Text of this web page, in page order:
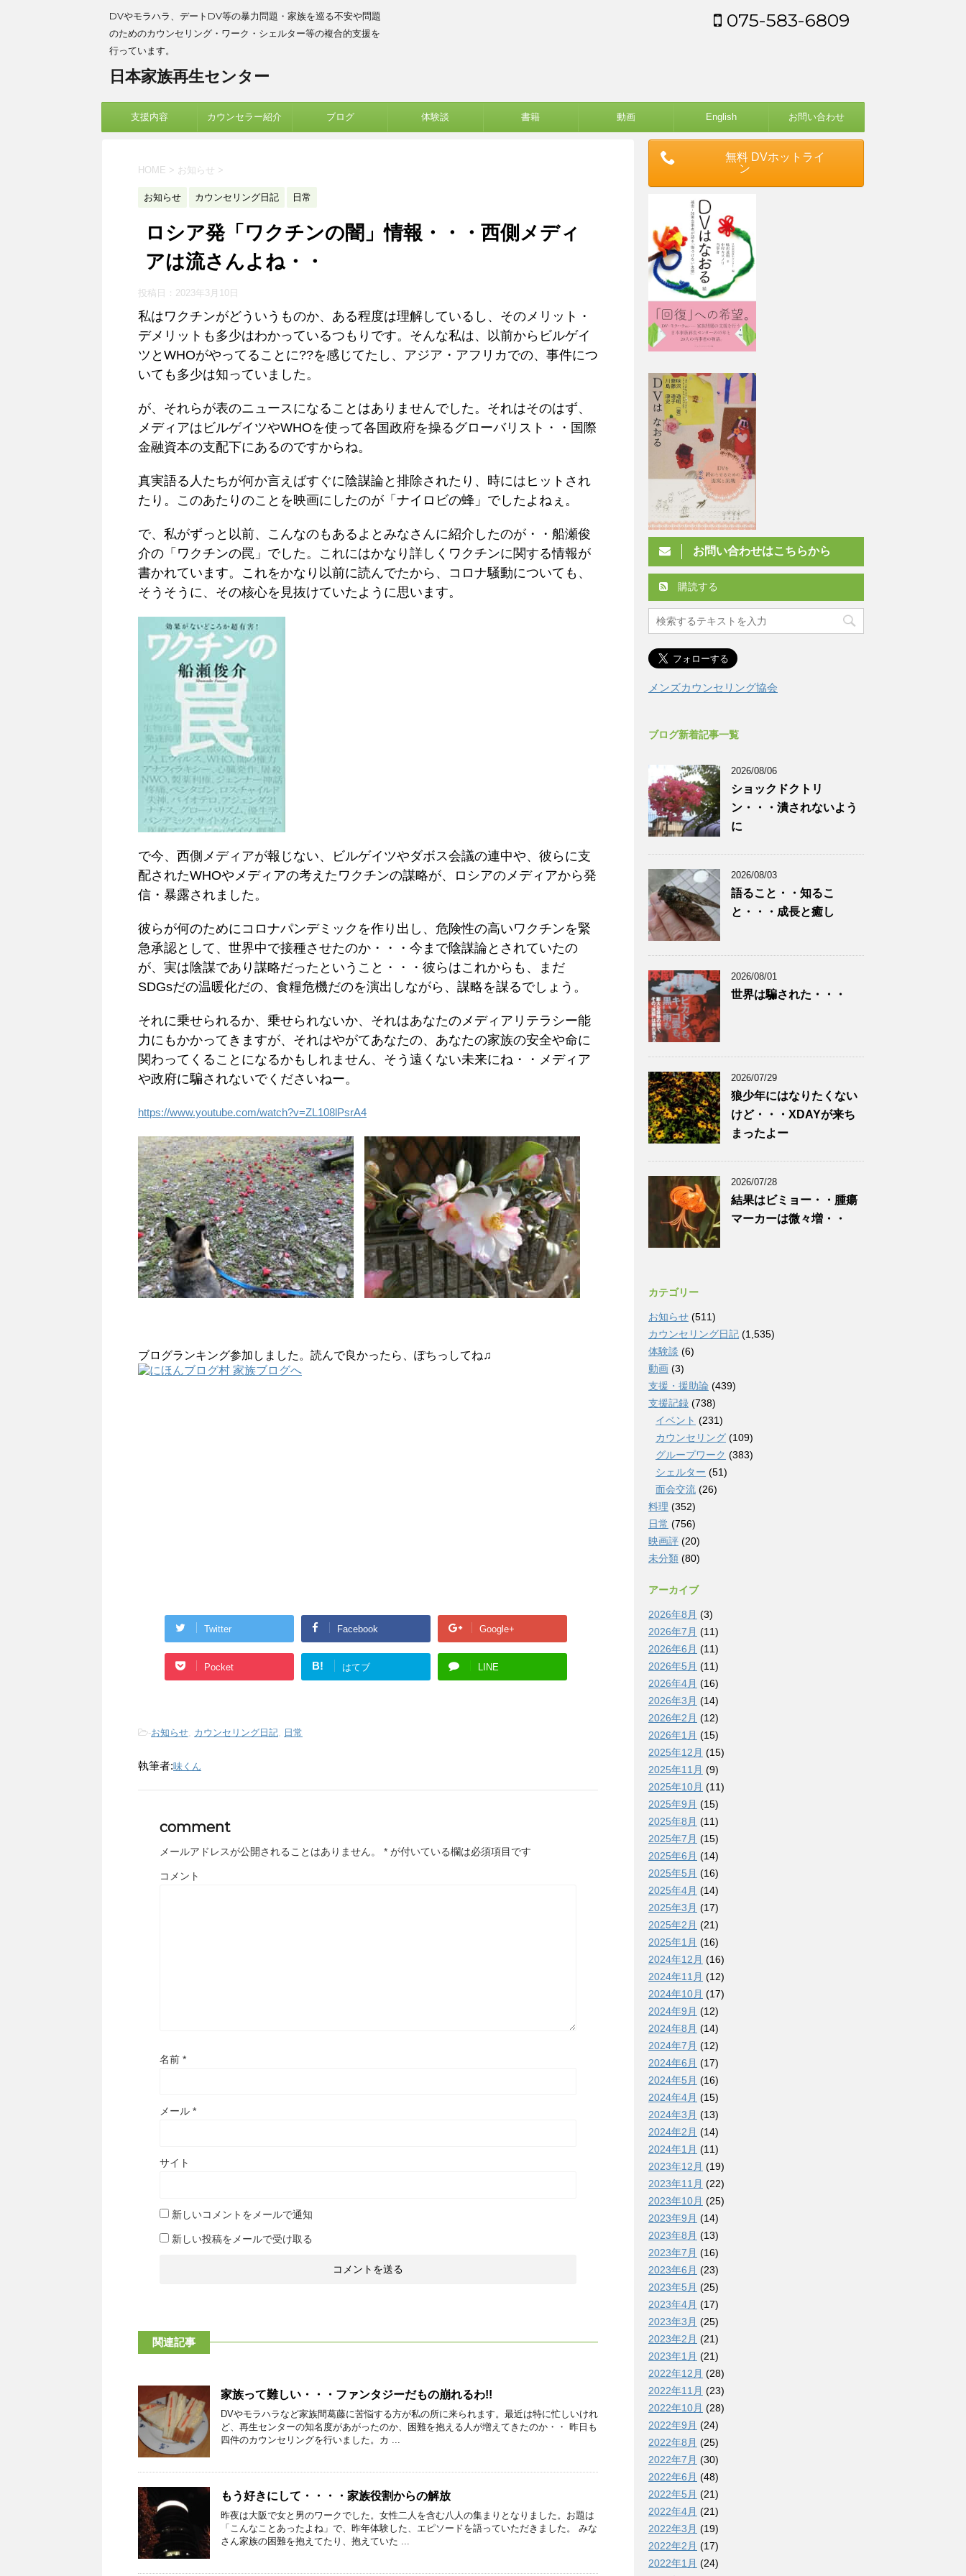
DVやモラハラ、デートDV等の暴力問題・家族を巡る不安や問題
のためのカウンセリング・ワーク・シェルター等の複合的支援を
行っています。
日本家族再生センター
075-583-6809
支援内容 カウンセラー紹介 ブログ 体験談 書籍 動画 English お問い合わせ
HOME > お知らせ >
お知らせ カウンセリング日記 日常
ロシア発「ワクチンの闇」情報・・・西側メディ
アは流さんよね・・
投稿日： 2023年3月10日
私はワクチンがどういうものか、ある程度は理解しているし、そのメリット・
デメリットも多少はわかっているつもりです。そんな私は、以前からビルゲイ
ツとWHOがやってることに??を感じてたし、アジア・アフリカでの、事件につ
いても多少は知っていました。
が、それらが表のニュースになることはありませんでした。それはそのはず、
メディアはビルゲイツやWHOを使って各国政府を操るグローバリスト・・国際
金融資本の支配下にあるのですからね。
真実語る人たちが何か言えばすぐに陰謀論と排除されたり、時にはヒットされ
たり。このあたりのことを映画にしたのが「ナイロビの蜂」でしたよねぇ。
で、私がずっと以前、こんなのもあるよとみなさんに紹介したのが・・船瀬俊
介の「ワクチンの罠」でした。これにはかなり詳しくワクチンに関する情報が
書かれています。これをかなり以前に読んでたから、コロナ騒動についても、
そうそうに、その核心を見抜けていたように思います。
で今、西側メディアが報じない、ビルゲイツやダボス会議の連中や、 彼らに支
配されたWHOやメディアの考えたワクチンの謀略が、ロシアのメディアから発
信・暴露されました。
彼らが何のためにコロナパンデミックを作り出し、危険性の高いワクチンを緊
急承認として、世界中で接種させたのか・・・今まで陰謀論とされていたの
が、実は陰謀であり謀略だったということ・・・彼らはこれからも、まだ
SDGsだの温暖化だの、食糧危機だのを演出しながら、謀略を謀るでしょう。
それに乗せられるか、乗せられないか、それはあなたのメディアリテラシー能
力にもかかってきますが、それはやがてあなたの、あなたの家族の安全や命に
関わってくることになるかもしれません、そう遠くない未来にね・・メディア
や政府に騙されないでくださいねー。
https://www.youtube.com/watch?v=ZL108lPsrA4
ブログランキング参加しました。読んで良かったら、ぽちっしてね♫
Twitter Facebook Google+
Pocket B! はてブ LINE
-お知らせ, カウンセリング日記, 日常
執筆者:味くん
comment
メールアドレスが公開されることはありません。 * が付いている欄は必須項目です
コメント
名前 *
メール *
サイト
新しいコメントをメールで通知
新しい投稿をメールで受け取る
関連記事
家族って難しい・・・ファンタジーだもの崩れるわ!!
DVやモラハラなど家族間葛藤に苦悩する方が私の所に来られます。最近は特に忙しいけれ
ど、再生センターの知名度があがったのか、困難を抱える人が増えてきたのか・・ 昨日も
四件のカウンセリングを行いました。カ ...
もう好きにして・・・・家族役割からの解放
昨夜は大阪で女と男のワークでした。女性二人を含む八人の集まりとなりました。お題は
「こんなことあったよね」で、昨年体験した、エピソードを語っていただきました。 みな
さん家族の困難を抱えてたり、抱えていた ...
無料 DVホットライ
ン
お問い合わせはこちらから
購読する
メンズカウンセリング協会
ブログ新着記事一覧
2026/08/06
ショックドクトリ
ン・・・潰されないよう
に
2026/08/03
語ること・・知るこ
と・・・成長と癒し
2026/08/01
世界は騙された・・・
2026/07/29
狼少年にはなりたくない
けど・・・XDAYが来ち
まったよー
2026/07/28
結果はビミョー・・腫瘍
マーカーは微々増・・
カテゴリー
お知らせ (511)
カウンセリング日記 (1,535)
体験談 (6)
動画 (3)
支援・援助論 (439)
支援記録 (738)
イベント (231)
カウンセリング (109)
グループワーク (383)
シェルター (51)
面会交流 (26)
料理 (352)
日常 (756)
映画評 (20)
未分類 (80)
アーカイブ
2026年8月 (3)
2026年7月 (11)
2026年6月 (11)
2026年5月 (11)
2026年4月 (16)
2026年3月 (14)
2026年2月 (12)
2026年1月 (15)
2025年12月 (15)
2025年11月 (9)
2025年10月 (11)
2025年9月 (15)
2025年8月 (11)
2025年7月 (15)
2025年6月 (14)
2025年5月 (16)
2025年4月 (14)
2025年3月 (17)
2025年2月 (21)
2025年1月 (16)
2024年12月 (16)
2024年11月 (12)
2024年10月 (17)
2024年9月 (12)
2024年8月 (14)
2024年7月 (12)
2024年6月 (17)
2024年5月 (16)
2024年4月 (15)
2024年3月 (13)
2024年2月 (14)
2024年1月 (11)
2023年12月 (19)
2023年11月 (22)
2023年10月 (25)
2023年9月 (14)
2023年8月 (13)
2023年7月 (16)
2023年6月 (23)
2023年5月 (25)
2023年4月 (17)
2023年3月 (25)
2023年2月 (21)
2023年1月 (21)
2022年12月 (28)
2022年11月 (23)
2022年10月 (28)
2022年9月 (24)
2022年8月 (25)
2022年7月 (30)
2022年6月 (48)
2022年5月 (21)
2022年4月 (21)
2022年3月 (19)
2022年2月 (17)
2022年1月 (24)